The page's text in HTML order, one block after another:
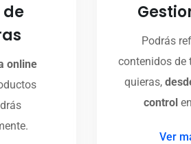
online
Podrás
contenidos de
quieras,
control
Ver